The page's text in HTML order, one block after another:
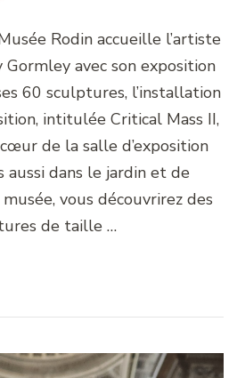
Rodin accueille l’artiste
avec son exposition
60 sculptures, l’installation
intitulée Critical Mass II,
de la salle d’exposition
aussi dans le jardin et de
vous découvrirez des
de taille …